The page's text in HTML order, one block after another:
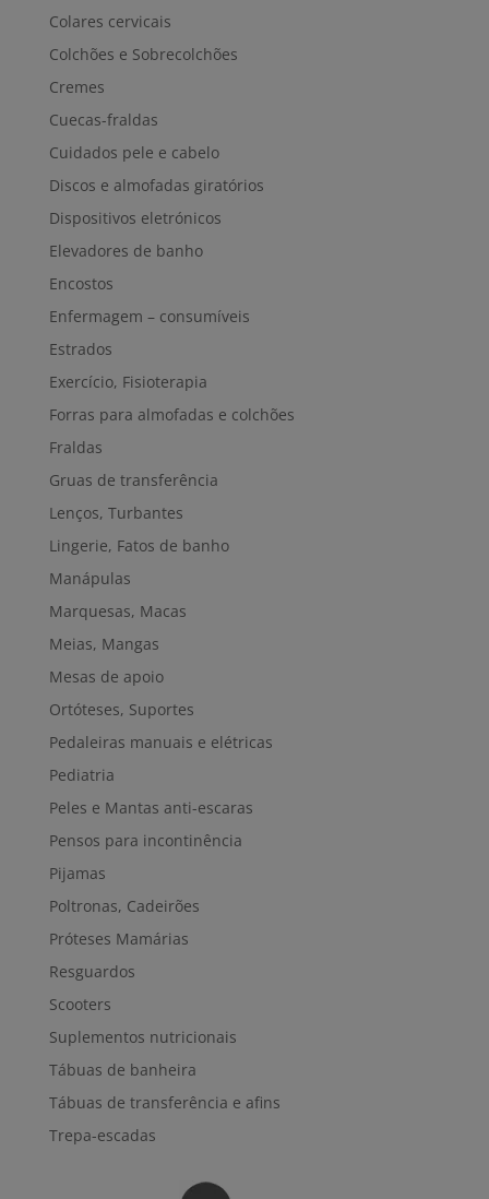
Colares cervicais
Colchões e Sobrecolchões
Cremes
Cuecas-fraldas
Cuidados pele e cabelo
Discos e almofadas giratórios
Dispositivos eletrónicos
Elevadores de banho
Encostos
Enfermagem – consumíveis
Estrados
Exercício, Fisioterapia
Forras para almofadas e colchões
Fraldas
Gruas de transferência
Lenços, Turbantes
Lingerie, Fatos de banho
Manápulas
Marquesas, Macas
Meias, Mangas
Mesas de apoio
Ortóteses, Suportes
Pedaleiras manuais e elétricas
Pediatria
Peles e Mantas anti-escaras
Pensos para incontinência
Pijamas
Poltronas, Cadeirões
Próteses Mamárias
Resguardos
Scooters
Suplementos nutricionais
Tábuas de banheira
Tábuas de transferência e afins
Trepa-escadas